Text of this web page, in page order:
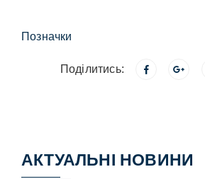
Позначки
Поділитись:
АКТУАЛЬНІ НОВИНИ